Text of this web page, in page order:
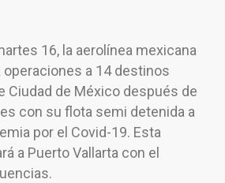
16, la aerolínea mexicana
a 14 destinos
Ciudad de México después de
con su flota semi detenida a
por el Covid-19. Esta
a Puerto Vallarta con el